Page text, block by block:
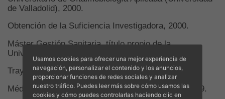
de Valladolid), 2000.
Obtención de la Suficiencia Investigadora, 2000.
Máster Gestión Sanitaria, título propio de la
Universidad de les Illes Balears, 2016-2017.
Trayectoria profesional
Médico oftalmólogo en Oftalmedic Salvà desde 2009.
Usamos cookies para ofrecer una mejor experiencia de
navegación, personalizar el contenido y los anuncios,
proporcionar funciones de redes sociales y analizar
nuestro tráfico. Puedes leer más sobre cómo usamos las
cookies y cómo puedes controlarlas haciendo clic en